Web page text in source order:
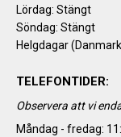
Lördag: Stängt
Söndag: Stängt
Helgdagar
TELEFONTIDER:
Observera att vi
Måndag - fredag: